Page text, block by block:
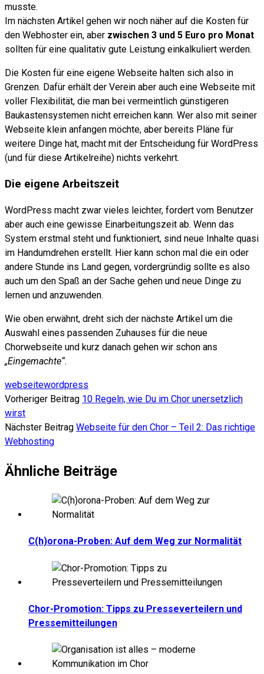
musste.
Im nächsten Artikel gehen wir noch näher auf die Kosten für
den Webhoster ein, aber zwischen 3 und 5 Euro pro Monat
sollten für eine qualitativ gute Leistung einkalkuliert werden.
Die Kosten für eine eigene Webseite halten sich also in
Grenzen. Dafür erhält der Verein aber auch eine Webseite mit
voller Flexibilität, die man bei vermeintlich günstigeren
Baukastensystemen nicht erreichen kann. Wer also mit seiner
Webseite klein anfangen möchte, aber bereits Pläne für
weitere Dinge hat, macht mit der Entscheidung für WordPress
(und für diese Artikelreihe) nichts verkehrt.
Die eigene Arbeitszeit
WordPress macht zwar vieles leichter, fordert vom Benutzer
aber auch eine gewisse Einarbeitungszeit ab. Wenn das
System erstmal steht und funktioniert, sind neue Inhalte quasi
im Handumdrehen erstellt. Hier kann schon mal die ein oder
andere Stunde ins Land gegen, vordergründig sollte es also
auch um den Spaß an der Sache gehen und neue Dinge zu
lernen und anzuwenden.
Wie oben erwähnt, dreht sich der nächste Artikel um die
Auswahl eines passenden Zuhauses für die neue
Chorwebseite und kurz danach gehen wir schon ans
„Eingemachte“.
webseitewordpress
Vorheriger Beitrag 10 Regeln, wie Du im Chor unersetzlich
wirst
Nächster Beitrag Webseite für den Chor – Teil 2: Das richtige
Webhosting
Ähnliche Beiträge
C(h)orona-Proben: Auf dem Weg zur Normalität
Chor-Promotion: Tipps zu Presseverteilern und
Pressemitteilungen